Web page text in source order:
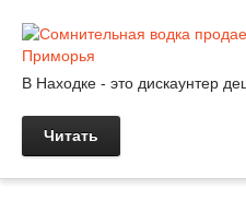
В Находке - это дискаунтер
Читать